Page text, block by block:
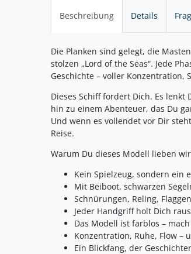
Beschreibung Details
Die Planken sind gelegt, die
stolzen „Lord of the Seas“. Jede
Geschichte – voller Konzentration,
Dieses Schiff fordert Dich. Es lenkt
hin zu einem Abenteuer, das Du
Und wenn es vollendet vor Dir
Reise.
Warum Du dieses Modell lieben
Kein Spielzeug, sondern ein
Mit Beiboot, schwarzen
Schnürungen, Reling,
Jeder Handgriff holt Dich
Das Modell ist farblos –
Konzentration, Ruhe, Flow –
Ein Blickfang, der